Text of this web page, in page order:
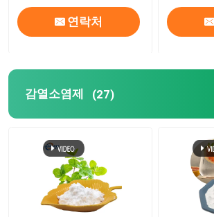
건강 관리 제품
연락처
감열소염제 (27)